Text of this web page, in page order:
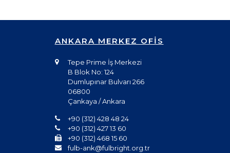
ANKARA MERKEZ OFİS
Tepe Prime İş Merkezi
B Blok No: 124
Dumlupınar Bulvarı 266
06800
Çankaya / Ankara
+90 (312) 428 48 24
+90 (312) 427 13 60
+90 (312) 468 15 60
fulb-ank@fulbright.org.tr